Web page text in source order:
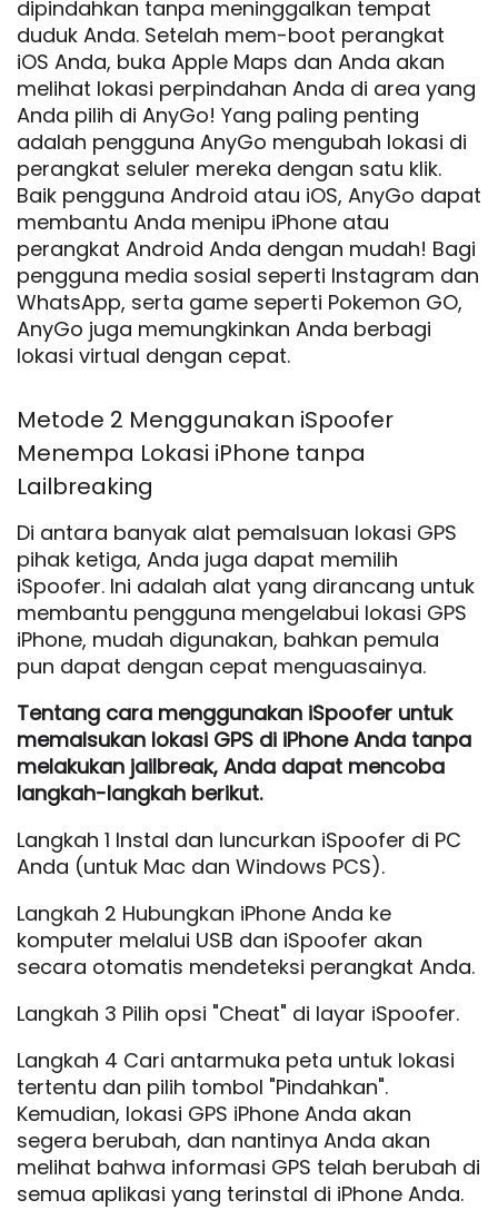
dipindahkan tanpa meninggalkan tempat
duduk Anda. Setelah mem-boot perangkat
iOS Anda, buka Apple Maps dan Anda akan
melihat lokasi perpindahan Anda di area yang
Anda pilih di AnyGo! Yang paling penting
adalah pengguna AnyGo mengubah lokasi di
perangkat seluler mereka dengan satu klik.
Baik pengguna Android atau iOS, AnyGo dapat
membantu Anda menipu iPhone atau
perangkat Android Anda dengan mudah! Bagi
pengguna media sosial seperti Instagram dan
WhatsApp, serta game seperti Pokemon GO,
AnyGo juga memungkinkan Anda berbagi
lokasi virtual dengan cepat.
Metode 2 Menggunakan iSpoofer
Menempa Lokasi iPhone tanpa
Lailbreaking
Di antara banyak alat pemalsuan lokasi GPS
pihak ketiga, Anda juga dapat memilih
iSpoofer. Ini adalah alat yang dirancang untuk
membantu pengguna mengelabui lokasi GPS
iPhone, mudah digunakan, bahkan pemula
pun dapat dengan cepat menguasainya.
Tentang cara menggunakan iSpoofer untuk
memalsukan lokasi GPS di iPhone Anda tanpa
melakukan jailbreak, Anda dapat mencoba
langkah-langkah berikut.
Langkah 1 Instal dan luncurkan iSpoofer di PC
Anda (untuk Mac dan Windows PCS).
Langkah 2 Hubungkan iPhone Anda ke
komputer melalui USB dan iSpoofer akan
secara otomatis mendeteksi perangkat Anda.
Langkah 3 Pilih opsi "Cheat" di layar iSpoofer.
Langkah 4 Cari antarmuka peta untuk lokasi
tertentu dan pilih tombol "Pindahkan".
Kemudian, lokasi GPS iPhone Anda akan
segera berubah, dan nantinya Anda akan
melihat bahwa informasi GPS telah berubah di
semua aplikasi yang terinstal di iPhone Anda.